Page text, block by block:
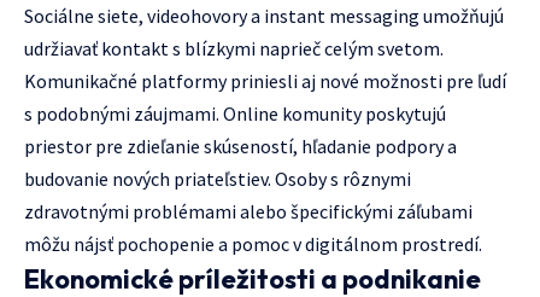
Sociálne siete, videohovory a instant messaging umožňujú
udržiavať kontakt s blízkymi naprieč celým svetom.
Komunikačné platformy priniesli aj nové možnosti pre ľudí
s podobnými záujmami. Online komunity poskytujú
priestor pre zdieľanie skúseností, hľadanie podpory a
budovanie nových priateľstiev. Osoby s rôznymi
zdravotnými problémami alebo špecifickými záľubami
môžu nájsť pochopenie a pomoc v digitálnom prostredí.
Ekonomické príležitosti a podnikanie